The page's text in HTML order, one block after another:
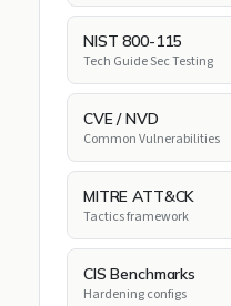
NIST 800-115
Tech Guide Sec Testing
CVE / NVD
Common Vulnerabilities
MITRE ATT&CK
Tactics framework
CIS Benchmarks
Hardening configs